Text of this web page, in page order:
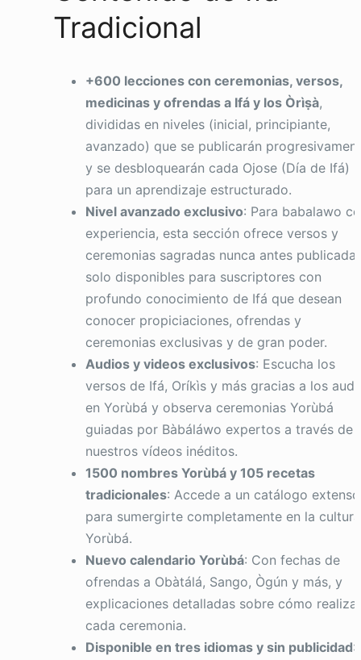
Tradicional
+600 lecciones con ceremonias, versos,
medicinas y ofrendas a Ifá y los Òrìṣà,
divididas en niveles (inicial, principiante,
avanzado) que se publicarán
y se desbloquearán cada Ojose (Día de Ifá)
para un aprendizaje estructurado.
Nivel avanzado exclusivo: Para babalawo
experiencia, esta sección ofrece versos y
ceremonias sagradas nunca antes
solo disponibles para suscriptores con
profundo conocimiento de Ifá que desean
conocer propiciaciones, ofrendas y
ceremonias exclusivas y de gran poder.
Audios y videos exclusivos: Escucha los
versos de Ifá, Oríkìs y más gracias a los
en Yorùbá y observa ceremonias Yorùbá
guiadas por Bàbáláwo expertos a través de
nuestros vídeos inéditos.
1500 nombres Yorùbá y 105 recetas
tradicionales: Accede a un catálogo extenso
para sumergirte completamente en la cultura
Yorùbá.
Nuevo calendario Yorùbá: Con fechas de
ofrendas a Obàtálá, Sango, Ògún y más, y
explicaciones detalladas sobre cómo realizar
cada ceremonia.
Disponible en tres idiomas y sin publicidad: